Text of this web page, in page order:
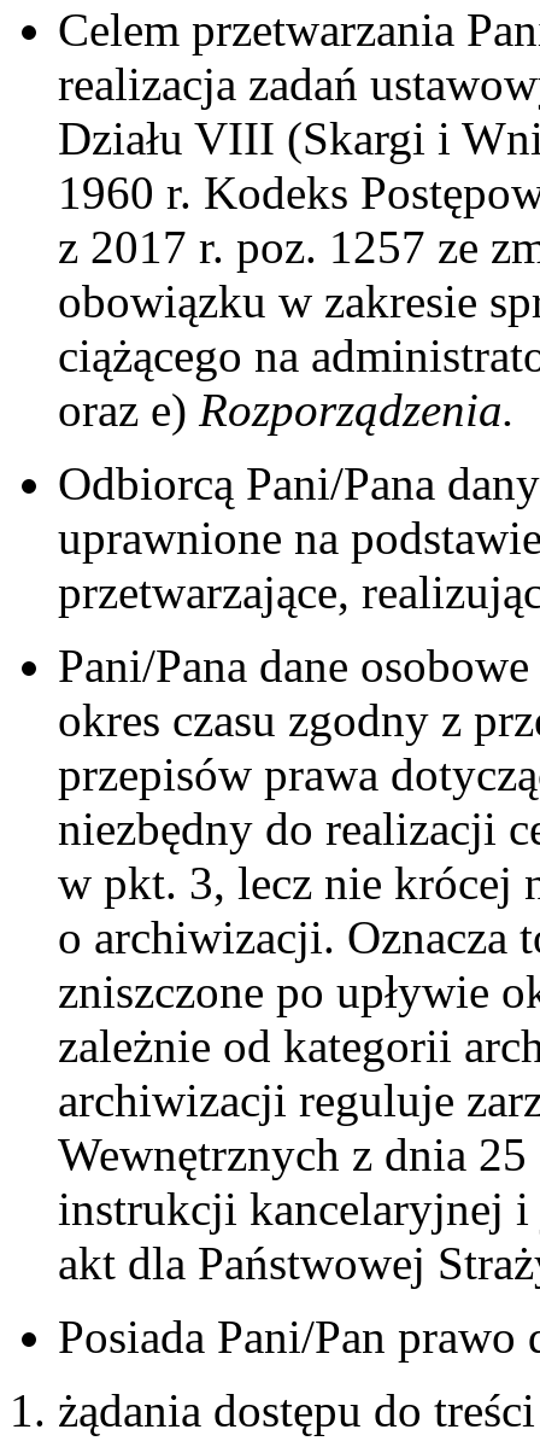
Celem przetwarzania
realizacja zadań
Działu VIII (Skargi i
1960 r. Kodeks
z 2017 r. poz. 1257 ze
obowiązku w zakresie
ciążącego na
oraz e) Rozporządzenia.
Odbiorcą Pani/Pana
uprawnione na
przetwarzające,
Pani/Pana dane
okres czasu zgodny z
przepisów prawa
niezbędny do realizacji
w pkt. 3, lecz nie krócej
o archiwizacji. Oznacza
zniszczone po upływie
zależnie od kategorii
archiwizacji reguluje
Wewnętrznych z dnia
instrukcji kancelaryjnej
akt dla Państwowej
Posiada Pani/Pan prawo
żądania dostępu do